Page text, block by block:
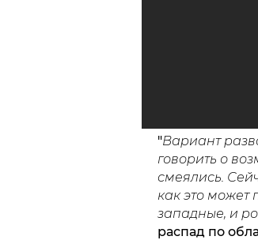
"Вариант
говорить о
смеялись.
как это может
западные, и
распад по